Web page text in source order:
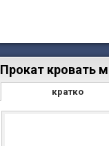
Прокат кровать
кратко